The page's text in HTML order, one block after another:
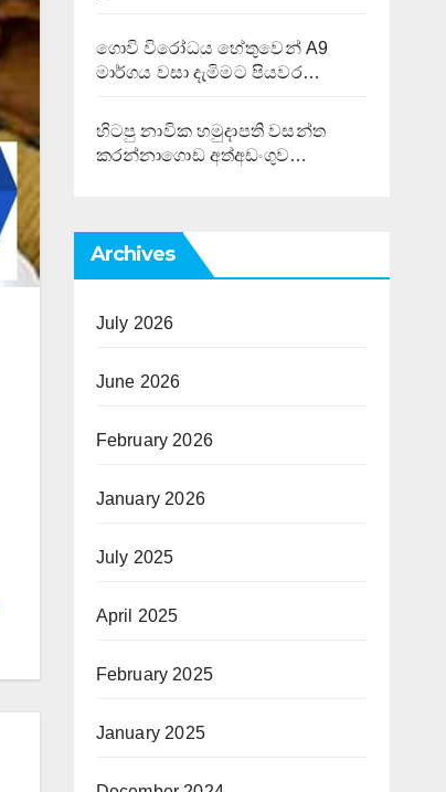
ගොවි විරෝධය හේතුවෙන් A9
මාර්ගය වසා දැමිමට පියවර…
හිටපු නාවික හමුදාපති වසන්ත
කරන්නාගොඩ අත්අඩංගුව…
Archives
July 2026
June 2026
February 2026
January 2026
July 2025
April 2025
February 2025
January 2025